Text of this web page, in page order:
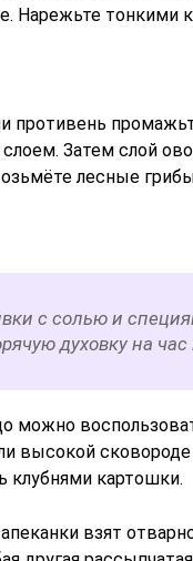
Нарежьте тонкими
противень
Затем слой
лесные
с солью и
духовку на
можно
высокой
клубнями картошки.
взят